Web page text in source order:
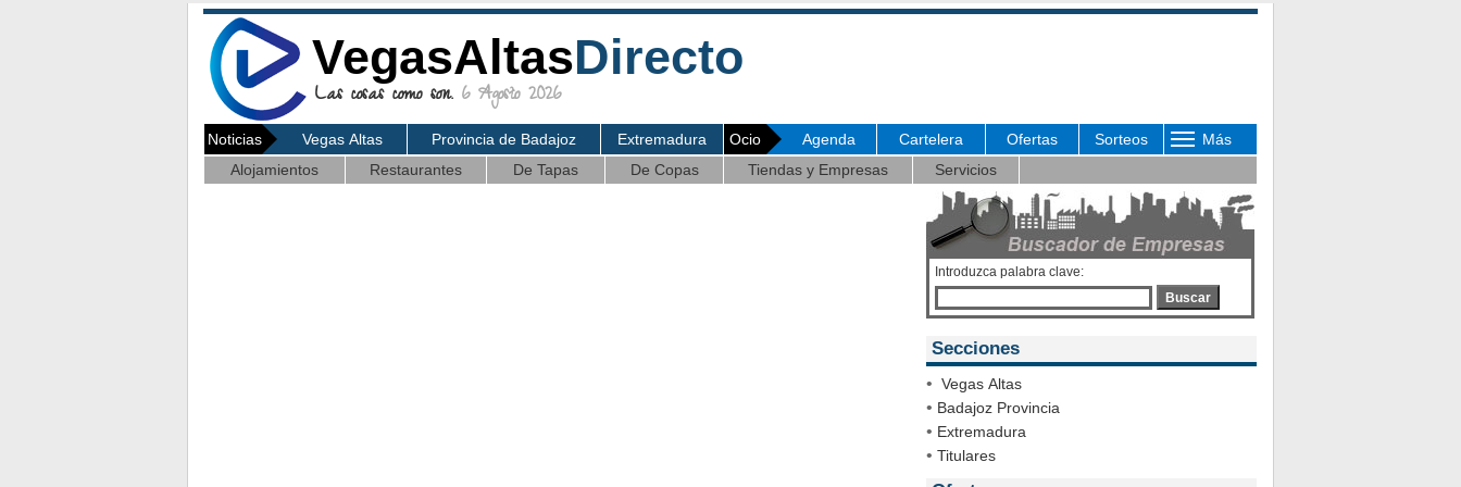
VegasAltasDirecto
Las cosas como son. 6 Agosto 2026
Noticias Vegas Altas Provincia de Badajoz Extremadura Ocio Agenda Cartelera Ofertas Sorteos
Más
Alojamientos
Restaurantes De Tapas De Copas Tiendas y Empresas Servicios
Introduzca palabra clave:
Buscar
Secciones
• Vegas Altas
• Badajoz Provincia
• Extremadura
• Titulares